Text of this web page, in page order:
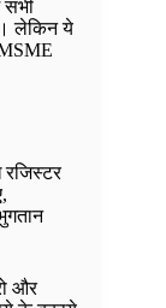
सभी
लेकिन ये
रजिस्टर
और